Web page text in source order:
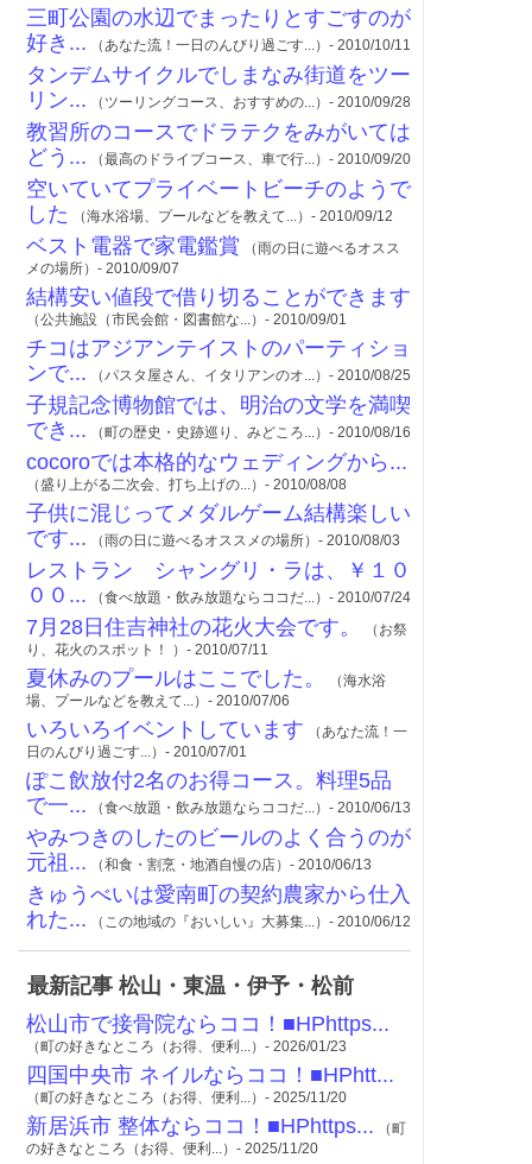
三町公園の水辺でまったりとすごすのが
好き... （あなた流！一日のんびり過ごす...）- 2010/10/11
タンデムサイクルでしまなみ街道をツー
リン... （ツーリングコース、おすすめの...）- 2010/09/28
教習所のコースでドラテクをみがいては
どう... （最高のドライブコース、車で行...）- 2010/09/20
空いていてプライベートビーチのようで
した
（海水浴場、プールなどを教えて...）- 2010/09/12
ベスト電器で家電鑑賞 （雨の日に遊べるオスス
メの場所）- 2010/09/07
結構安い値段で借り切ることができます
（公共施設（市民会館・図書館な...）- 2010/09/01
チコはアジアンテイストのパーティショ
ンで... （パスタ屋さん、イタリアンのオ...）- 2010/08/25
子規記念博物館では、明治の文学を満喫
でき... （町の歴史・史跡巡り、みどころ...）- 2010/08/16
cocoroでは本格的なウェディングから...
（盛り上がる二次会、打ち上げの...）- 2010/08/08
子供に混じってメダルゲーム結構楽しい
です... （雨の日に遊べるオススメの場所）- 2010/08/03
レストラン シャングリ・ラは、￥１０
００... （食べ放題・飲み放題ならココだ...）- 2010/07/24
7月28日住吉神社の花火大会です。
（お祭
り、花火のスポット！ ）- 2010/07/11
夏休みのプールはここでした。
（海水浴
場、プールなどを教えて...）- 2010/07/06
いろいろイベントしています （あなた流！一
日のんびり過ごす...）- 2010/07/01
ぽこ飲放付2名のお得コース。料理5品
で一... （食べ放題・飲み放題ならココだ...）- 2010/06/13
やみつきのしたのビールのよく合うのが
元祖... （和食・割烹・地酒自慢の店）- 2010/06/13
きゅうべいは愛南町の契約農家から仕入
れた... （この地域の『おいしい』大募集...）- 2010/06/12
最新記事 松山・東温・伊予・松前
松山市で接骨院ならココ！■HPhttps...
（町の好きなところ（お得、便利...）- 2026/01/23
四国中央市 ネイルならココ！■HPhtt...
（町の好きなところ（お得、便利...）- 2025/11/20
新居浜市 整体ならココ！■HPhttps... （町
の好きなところ（お得、便利...）- 2025/11/20